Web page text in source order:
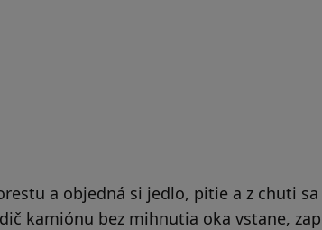
a objedná si jedlo, pitie a z chuti
kamiónu bez mihnutia oka vstane,